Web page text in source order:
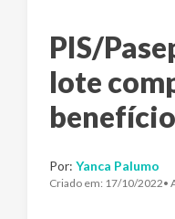
PIS/
lote
benefício
Por: Yanca Palumo
Criado em: 17/10/2022•